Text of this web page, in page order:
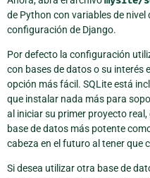
de Python con variables de
configuración de Django.
Por defecto la configuración
con bases de datos o su interés
opción más fácil. SQLite está
que instalar nada más para
al iniciar su primer proyecto
base de datos más potente
cabeza en el futuro al tener que
Si desea utilizar otra base de